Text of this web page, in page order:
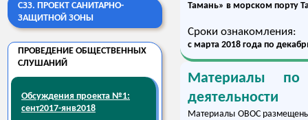
СЗЗ. ПРОЕКТ САНИТАРНО-
ЗАЩИТНОЙ ЗОНЫ
ПРОВЕДЕНИЕ ОБЩЕСТВЕННЫХ
СЛУШАНИЙ
Обсуждения проекта №1:
сент2017-янв2018
Тамань» в морском порту
Сроки ознакомления:
с марта 2018 года по
Материалы по
деятельности
Материалы ОВОС